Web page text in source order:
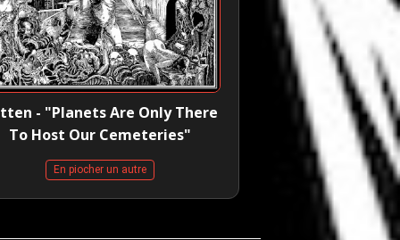
- "Planets Are Only There
To Host Our Cemeteries"
En piocher un autre